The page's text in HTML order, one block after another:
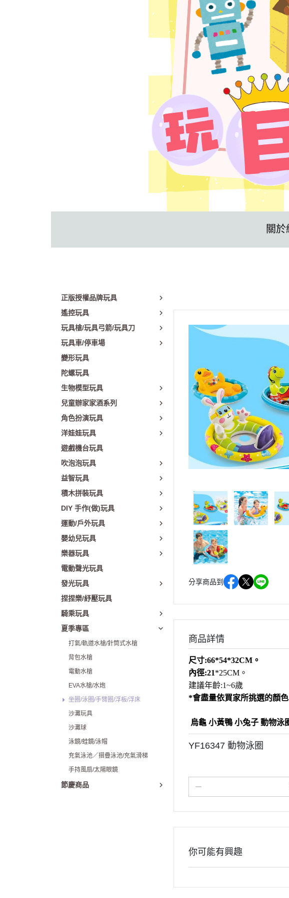
關於
正版授權品牌玩具
遙控玩具
玩具槍/玩具弓箭/玩具刀
玩具車/停車場
變形玩具
陀螺玩具
生物模型玩具
兒童辦家家酒系列
角色扮演玩具
洋娃娃玩具
遊戲機台玩具
吹泡泡玩具
益智玩具
積木拼裝玩具
DIY 手作(做)玩具
運動/戶外玩具
嬰幼兒玩具
樂器玩具
電動聲光玩具
發光玩具
捏捏樂/紓壓玩具
騎乘玩具
夏季專區
打氣/軌道水槍/針筒式水槍
背包水槍
電動水槍
EVA水槍/水炮
坐圈/泳圈/手臂圈/浮板/浮床
沙灘玩具
沙灘球
泳鏡/蛙鏡/泳帽
充氣泳池／摺疊泳池/充氣滑梯
手持風扇/太陽眼鏡
節慶商品
分享商品到
商品詳情
尺寸:66*54*32CM。
內徑:21*25CM。
建議年齡:1~6歲
*會盡量依買家所挑選的顏
烏龜 小黃鴨 小兔子 動物泳
YF16347 動物泳圈
你可能有興趣